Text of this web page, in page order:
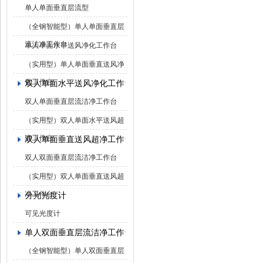
单人单面垂直层流型
（全钢智能型）单人单面垂直层
流洁净工作台
单人单面水平送风净化工作台
（实用型）单人单面垂直送风净
化工作台
双人单面水平送风净化工作台
双人单面垂直层流洁净工作台
（实用型）双人单面水平送风超
净工作台
双人单面垂直送风超净工作台
双人双面垂直层流洁净工作台
（实用型）双人单面垂直送风超
净工作台
分光光度计
可见光度计
单人双面垂直层流洁净工作台
（全钢智能型）单人双面垂直层